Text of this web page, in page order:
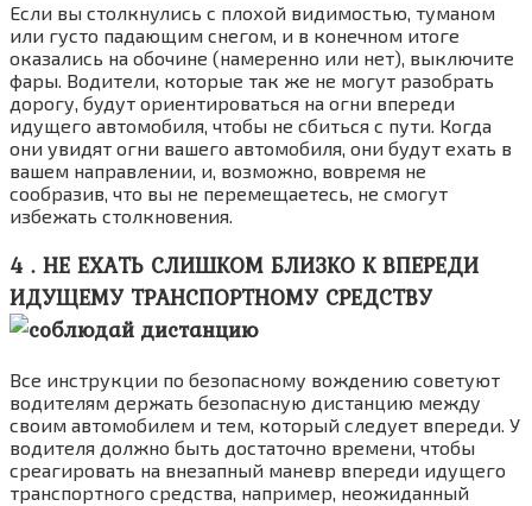
Если вы столкнулись с плохой видимостью, туманом
или густо падающим снегом, и в конечном итоге
оказались на обочине (намеренно или нет), выключите
фары. Водители, которые так же не могут разобрать
дорогу, будут ориентироваться на огни впереди
идущего автомобиля, чтобы не сбиться с пути. Когда
они увидят огни вашего автомобиля, они будут ехать в
вашем направлении, и, возможно, вовремя не
сообразив, что вы не перемещаетесь, не смогут
избежать столкновения.
4 . НЕ ЕХАТЬ СЛИШКОМ БЛИЗКО К ВПЕРЕДИ
ИДУЩЕМУ ТРАНСПОРТНОМУ СРЕДСТВУ
Все инструкции по безопасному вождению советуют
водителям держать безопасную дистанцию между
своим автомобилем и тем, который следует впереди. У
водителя должно быть достаточно времени, чтобы
среагировать на внезапный маневр впереди идущего
транспортного средства, например, неожиданный